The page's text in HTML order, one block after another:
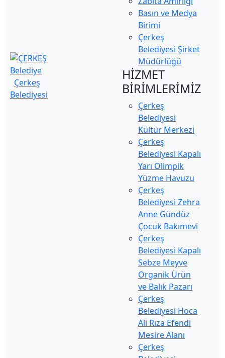
Çerkeş
Belediyesi
Basın ve Medya
Birimi
Çerkeş
Belediyesi Şirket
Müdürlüğü
HİZMET
BİRİMLERİMİZ
Çerkeş
Belediyesi
Kültür Merkezi
Çerkeş
Belediyesi Kapalı
Yarı Olimpik
Yüzme Havuzu
Çerkeş
Belediyesi Zehra
Anne Gündüz
Çocuk Bakımevi
Çerkeş
Belediyesi Kapalı
Sebze Meyve
Organik Ürün
ve Balık Pazarı
Çerkeş
Belediyesi Hoca
Ali Rıza Efendi
Mesire Alanı
Çerkeş